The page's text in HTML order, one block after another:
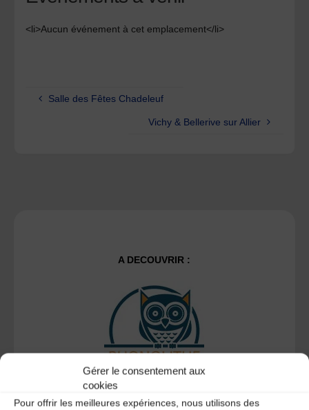
Gérer le consentement aux
cookies
Pour offrir les meilleures expériences, nous utilisons des
<li>Aucun événement à cet emplacement</li>
Salle des Fêtes Chadeleuf
Vichy & Bellerive sur Allier
A DECOUVRIR :
Le distributeur des musiques Trad'